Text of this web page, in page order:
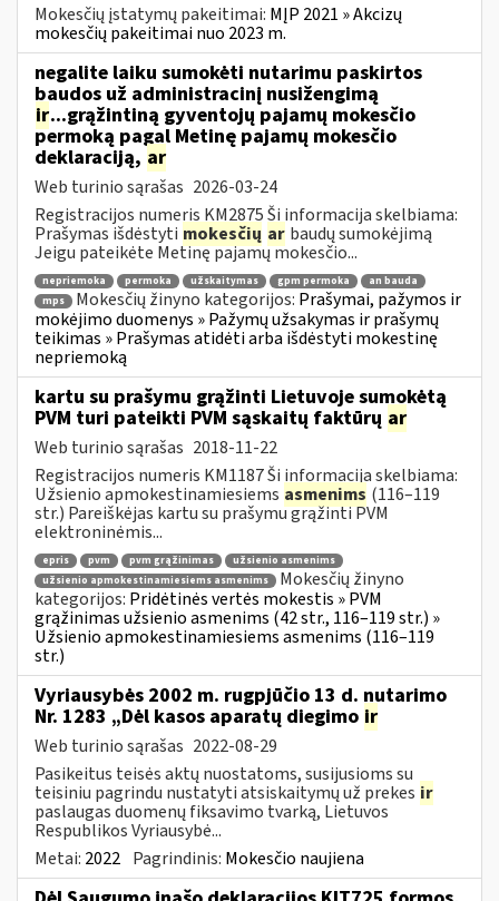
Mokesčių įstatymų pakeitimai: MĮP 2021 » Akcizų
mokesčių pakeitimai nuo 2023 m.
negalite laiku sumokėti nutarimu paskirtos
baudos už administracinį nusižengimą
ir...grąžintiną gyventojų pajamų mokesčio
permoką pagal Metinę pajamų mokesčio
deklaraciją, ar
Web turinio sąrašas 2026-03-24
Registracijos numeris KM2875 Ši informacija skelbiama:
Prašymas išdėstyti mokesčių ar baudų sumokėjimą
Jeigu pateikėte Metinę pajamų mokesčio...
nepriemoka permoka užskaitymas gpm permoka
an bauda
mps
Mokesčių žinyno kategorijos: Prašymai, pažymos ir
mokėjimo duomenys » Pažymų užsakymas ir prašymų
teikimas » Prašymas atidėti arba išdėstyti mokestinę
nepriemoką
kartu su prašymu grąžinti Lietuvoje sumokėtą
PVM turi pateikti PVM sąskaitų faktūrų ar
Web turinio sąrašas 2018-11-22
Registracijos numeris KM1187 Ši informacija skelbiama:
Užsienio apmokestinamiesiems asmenims (116–119
str.) Pareiškėjas kartu su prašymu grąžinti PVM
elektroninėmis...
epris pvm pvm grąžinimas
užsienio asmenims
užsienio apmokestinamiesiems asmenims
Mokesčių žinyno
kategorijos: Pridėtinės vertės mokestis » PVM
grąžinimas užsienio asmenims (42 str., 116–119 str.) »
Užsienio apmokestinamiesiems asmenims (116–119
str.)
Vyriausybės 2002 m. rugpjūčio 13 d. nutarimo
Nr. 1283 „Dėl kasos aparatų diegimo ir
Web turinio sąrašas 2022-08-29
Pasikeitus teisės aktų nuostatoms, susijusioms su
teisiniu pagrindu nustatyti atsiskaitymų už prekes ir
paslaugas duomenų fiksavimo tvarką, Lietuvos
Respublikos Vyriausybė...
Metai: 2022 Pagrindinis: Mokesčio naujiena